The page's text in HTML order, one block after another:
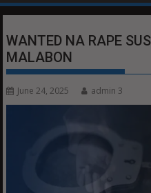
WANTED NA RAPE
MALABON
June 24, 2025 admin 3